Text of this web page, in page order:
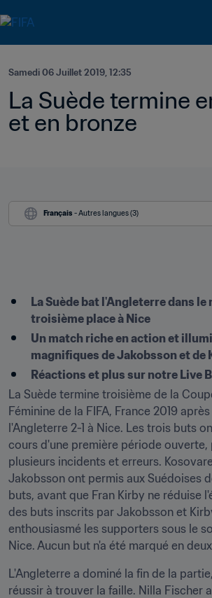
Samedi 06 Juillet 2019, 12:35
La Suède termine
et en bronze
Français - Autres langues (3)
La Suède bat l'Angleterre dans
troisième place à Nice
Un match riche en action et
magnifiques de Jakobsson et de
Réactions et plus sur notre Live
La Suède termine troisième de la
Féminine de la FIFA, France 2019
l'Angleterre 2-1 à Nice. Les trois buts
cours d'une première période ouverte,
plusieurs incidents et erreurs.
Jakobsson ont permis aux Suédoises
buts, avant que Fran Kirby ne réduise
des buts inscrits par Jakobsson et
enthousiasmé les supporters sous le
Nice. Aucun but n'a été marqué en
L'Angleterre a dominé la fin de la
réussir à trouver la faille. Nilla Fischer